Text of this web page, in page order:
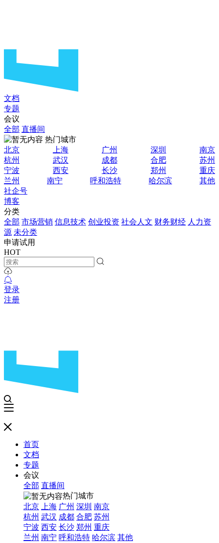
文档
专题
会议
全部 直播间
热门城市
北京
上海 广州 深圳
南京
杭州
武汉 成都 合肥
苏州
宁波
西安 长沙 郑州
重庆
兰州
南宁 呼和浩特 哈尔滨
其他
社企号
博客
分类
全部 市场营销 信息技术 创业投资 社会人文 财务财经 人力资
源 未分类
申请试用
HOT
登录
注册
首页
文档
专题
会议
全部 直播间
热门城市
北京
上海 广州 深圳 南京
杭州 武汉 成都 合肥 苏州
宁波 西安 长沙 郑州 重庆
兰州 南宁 呼和浩特 哈尔滨 其他